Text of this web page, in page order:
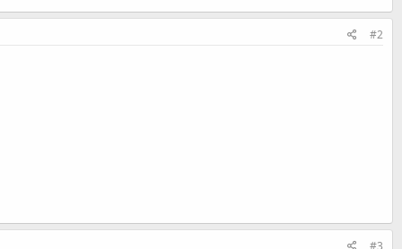
#2
#3